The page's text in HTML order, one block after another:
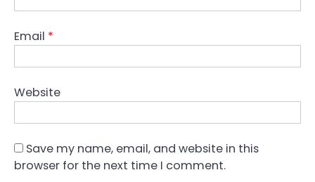
Email *
Website
Save my name, email, and website in this
browser for the next time I comment.